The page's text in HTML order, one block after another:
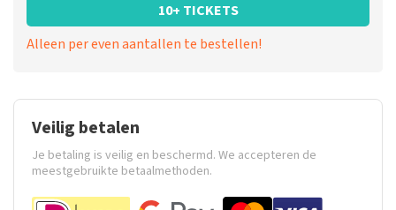
10+ TICKETS
Alleen per even aantallen te bestellen!
Veilig betalen
Je betaling is veilig en beschermd. We accepteren de
meestgebruikte betaalmethoden.